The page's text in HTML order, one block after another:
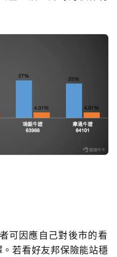
若看好友邦保險能站穩